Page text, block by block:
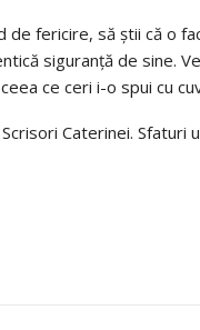
de fericire, să ştii că o
siguranţă de sine.
ce ceri i-o spui cu
Caterinei.